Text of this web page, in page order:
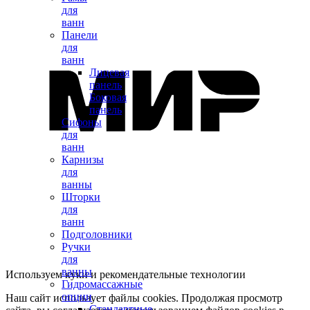
для
ванн
Панели
для
ванн
Лицевая
панель
Боковая
панель
Сифоны
для
ванн
Карнизы
для
ванны
Шторки
для
ванн
Подголовники
Ручки
для
ванны
Гидромассажные
опции
Используем куки и рекомендательные технологии
Наш сайт использует файлы cookies. Продолжая просмотр